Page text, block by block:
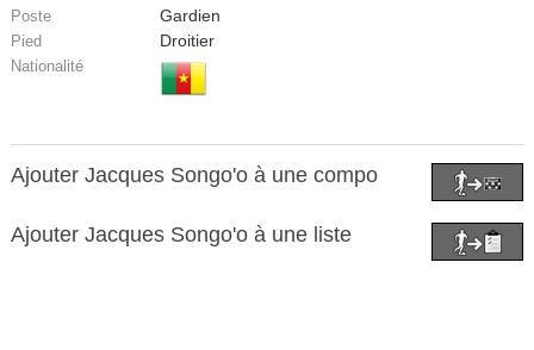
Poste Gardien
Pied Droitier
Nationalité
Ajouter Jacques Songo'o à une compo
Ajouter Jacques Songo'o à une liste